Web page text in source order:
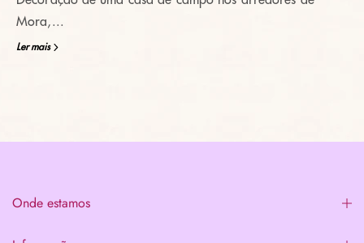
Mora,...
Ler mais
Onde estamos